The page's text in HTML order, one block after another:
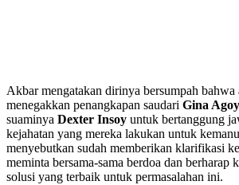
Akbar mengatakan dirinya bersumpah bahwa
menegakkan penangkapan saudari Gina
suaminya Dexter Insoy untuk bertanggung
kejahatan yang mereka lakukan untuk
menyebutkan sudah memberikan klarifikasi
meminta bersama-sama berdoa dan berharap
solusi yang terbaik untuk permasalahan ini.